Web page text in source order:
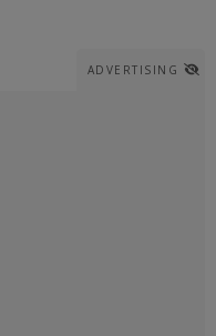
ADVERTISING